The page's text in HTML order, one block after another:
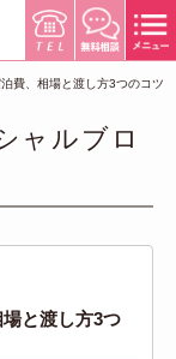
費、相場と渡し方3つのコツ
ャルブロ
と渡し方3つ